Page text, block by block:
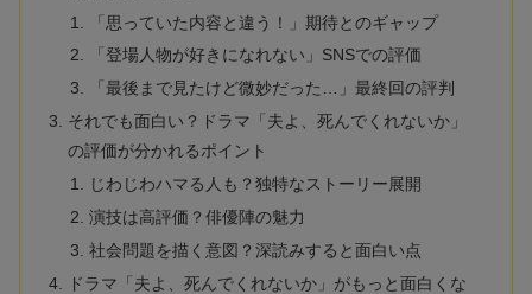
「思っていた内容と違う！」期待とのギャップ
「登場人物が好きになれない」SNSでの評価
「最後まで見たけど微妙だった…」最終回の評判
それでも面白い？ドラマ「夫よ、死んでくれないか」
の評価が分かれるポイント
じわじわハマる人も？独特なストーリー展開
演技は高評価？俳優陣の魅力
社会問題を描く意図？深読みすると面白い点
ドラマ「夫よ、死んでくれないか」がもっと面白くな